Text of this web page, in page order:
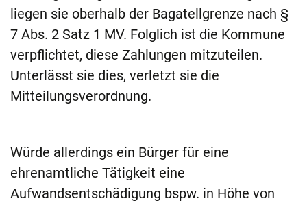
liegen sie oberhalb der Bagatellgrenze nach §
7 Abs. 2 Satz 1 MV. Folglich ist die Kommune
verpflichtet, diese Zahlungen mitzuteilen.
Unterlässt sie dies, verletzt sie die
Mitteilungsverordnung.
Würde allerdings ein Bürger für eine
ehrenamtliche Tätigkeit eine
Aufwandsentschädigung bspw. in Höhe von